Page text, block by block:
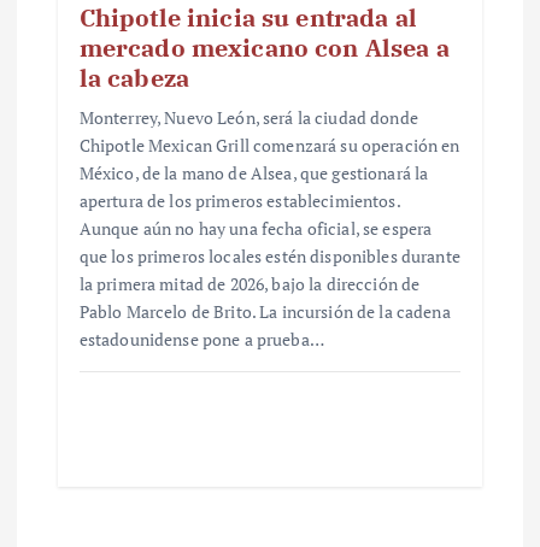
Chipotle inicia su entrada al
mercado mexicano con Alsea a
la cabeza
Monterrey, Nuevo León, será la ciudad donde
Chipotle Mexican Grill comenzará su operación en
México, de la mano de Alsea, que gestionará la
apertura de los primeros establecimientos.
Aunque aún no hay una fecha oficial, se espera
que los primeros locales estén disponibles durante
la primera mitad de 2026, bajo la dirección de
Pablo Marcelo de Brito. La incursión de la cadena
estadounidense pone a prueba…